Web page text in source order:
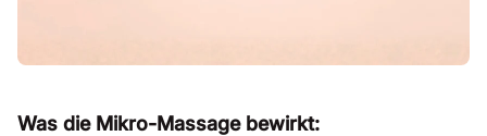
Was die Mikro-Massage bewirkt: